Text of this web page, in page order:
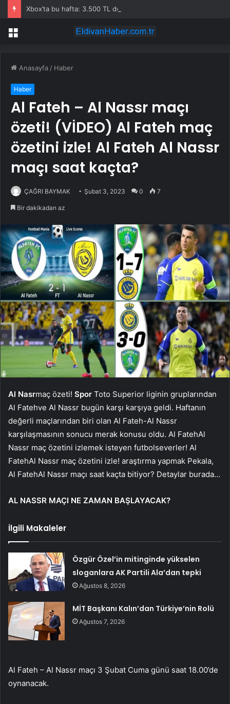
Menü
Anasayfa / Haber
Haber
Al Fateh – Al Nassr maçı
özeti! (VİDEO) Al Fateh maç
özetini izle! Al Fateh Al Nassr
maçı saat kaçta?
ÇAĞRI BAYMAK Şubat 3, 2023 0 7
Bir dakikadan az
Al Nasrmaç özeti! Spor Toto Superior liginin gruplarından
Al Fatehve Al Nassr bugün karşı karşıya geldi. Haftanın
değerli maçlarından biri olan Al Fateh-Al Nassr
karşılaşmasının sonucu merak konusu oldu. Al FatehAl
Nassr maç özetini izlemek isteyen futbolseverler! Al
FatehAl Nassr maç özetini izle! araştırma yapmak Pekala,
Al FatehAl Nassr maçı saat kaçta bitiyor? Detaylar burada…
AL NASSR MAÇI NE ZAMAN BAŞLAYACAK?
İlgili Makaleler
Özgür Özel’in mitinginde yükselen
sloganlara AK Partili Ala’dan tepki
Ağustos 8, 2026
MİT Başkanı Kalın’dan Türkiye’nin Rolü
Ağustos 7, 2026
Al Fateh – Al Nassr maçı 3 Şubat Cuma günü saat 18.00’de
oynanacak.